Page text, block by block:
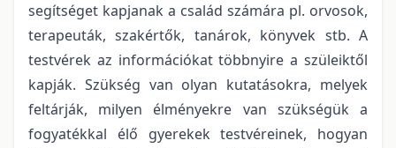
segítséget kapjanak a család számára pl. orvosok,
terapeuták, szakértők, tanárok, könyvek stb. A
testvérek az információkat többnyire a szüleiktől
kapják. Szükség van olyan kutatásokra, melyek
feltárják, milyen élményekre van szükségük a
fogyatékkal élő gyerekek testvéreinek, hogyan